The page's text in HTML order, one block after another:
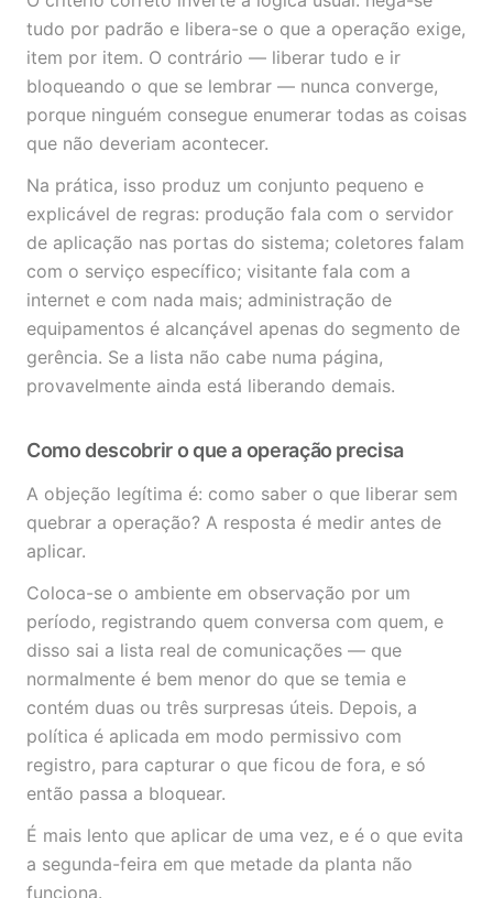
tudo por padrão e libera-se o que a operação exige,
item por item. O contrário — liberar tudo e ir
bloqueando o que se lembrar — nunca converge,
porque ninguém consegue enumerar todas as coisas
que não deveriam acontecer.
Na prática, isso produz um conjunto pequeno e
explicável de regras: produção fala com o servidor
de aplicação nas portas do sistema; coletores falam
com o serviço específico; visitante fala com a
internet e com nada mais; administração de
equipamentos é alcançável apenas do segmento de
gerência. Se a lista não cabe numa página,
provavelmente ainda está liberando demais.
Como descobrir o que a operação precisa
A objeção legítima é: como saber o que liberar sem
quebrar a operação? A resposta é medir antes de
aplicar.
Coloca-se o ambiente em observação por um
período, registrando quem conversa com quem, e
disso sai a lista real de comunicações — que
normalmente é bem menor do que se temia e
contém duas ou três surpresas úteis. Depois, a
política é aplicada em modo permissivo com
registro, para capturar o que ficou de fora, e só
então passa a bloquear.
É mais lento que aplicar de uma vez, e é o que evita
a segunda-feira em que metade da planta não
funciona.